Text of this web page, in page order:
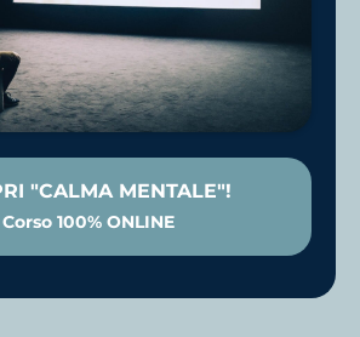
"CALMA MENTALE"!
Corso 100% ONLINE